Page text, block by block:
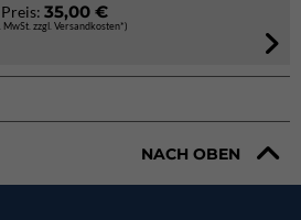
Preis: 35,00 €
MwSt. zzgl. Versandkosten*)
NACH OBEN